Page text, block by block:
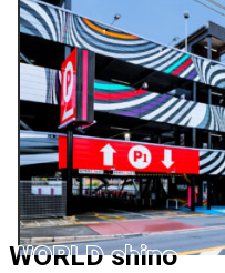
WORLD shino